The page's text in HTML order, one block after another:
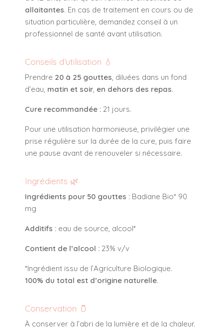
allaitantes. En cas de traitement en cours ou de
situation particulière, demandez conseil à un
professionnel de santé avant utilisation.
Conseils d’utilisation 💧
Prendre 20 à 25 gouttes, diluées dans un fond
d’eau, matin et soir, en dehors des repas.
Cure recommandée : 21 jours.
Pour une utilisation harmonieuse, privilégier une
prise régulière sur la durée de la cure, puis faire
une pause avant de renouveler si nécessaire.
Ingrédients 🌿
Ingrédients pour 50 gouttes : Badiane Bio* 90
mg
Additifs : eau de source, alcool*
Contient de l’alcool : 23% v/v
*Ingrédient issu de l’Agriculture Biologique.
100% du total est d’origine naturelle.
Conservation 🫙
À conserver à l’abri de la lumière et de la chaleur.